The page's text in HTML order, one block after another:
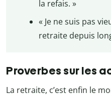
la refais. »
« Je ne suis pas
retraite depuis
Proverbes sur les
La retraite, c’est enfin le